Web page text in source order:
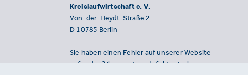
Kreislaufwirtschaft e. V.
Von-der-Heydt-Straße 2
D 10785 Berlin
Sie haben einen Fehler auf unserer Website
gefunden? Ihnen ist ein defekter Link